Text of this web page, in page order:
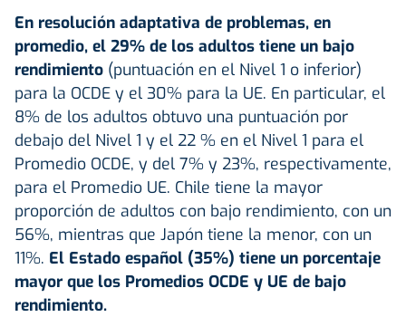
En resolución adaptativa de problemas, en
promedio, el 29% de los adultos tiene un bajo
rendimiento (puntuación en el Nivel 1 o inferior)
para la OCDE y el 30% para la UE. En particular, el
8% de los adultos obtuvo una puntuación por
debajo del Nivel 1 y el 22 % en el Nivel 1 para el
Promedio OCDE, y del 7% y 23%, respectivamente,
para el Promedio UE. Chile tiene la mayor
proporción de adultos con bajo rendimiento, con un
56%, mientras que Japón tiene la menor, con un
11%. El Estado español (35%) tiene un porcentaje
mayor que los Promedios OCDE y UE de bajo
rendimiento.